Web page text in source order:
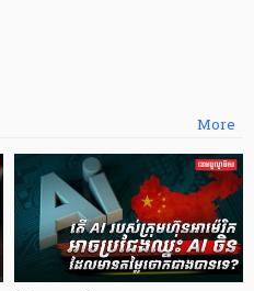
More